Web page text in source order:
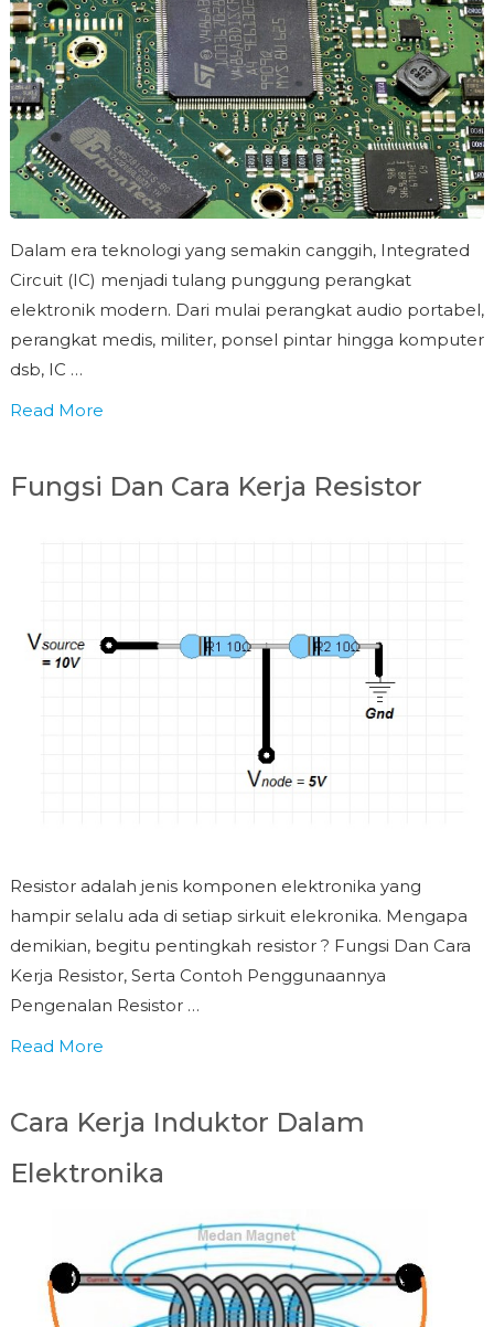
Dalam era teknologi yang semakin canggih, Integrated
Circuit (IC) menjadi tulang punggung perangkat
elektronik modern. Dari mulai perangkat audio portabel,
perangkat medis, militer, ponsel pintar hingga komputer
dsb, IC …
Read More
Fungsi Dan Cara Kerja Resistor
Resistor adalah jenis komponen elektronika yang
hampir selalu ada di setiap sirkuit elekronika. Mengapa
demikian, begitu pentingkah resistor ? Fungsi Dan Cara
Kerja Resistor, Serta Contoh Penggunaannya
Pengenalan Resistor …
Read More
Cara Kerja Induktor Dalam
Elektronika